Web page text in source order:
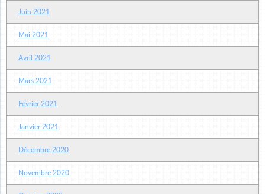
Juin 2021
Mai 2021
Avril 2021
Mars 2021
Février 2021
Janvier 2021
Décembre 2020
Novembre 2020